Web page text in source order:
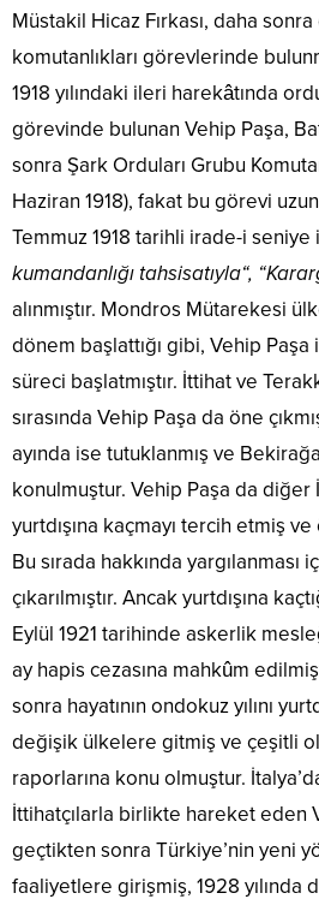
Müstakil Hicaz Fırkası, daha
komutanlıkları görevlerinde
1918 yılındaki ileri harekâtında
görevinde bulunan Vehip Paşa,
sonra Şark Orduları Grubu
Haziran 1918), fakat bu görevi
Temmuz 1918 tarihli irade-i seniye
kumandanlığı tahsisatıyla“,
alınmıştır. Mondros Mütarekesi
dönem başlattığı gibi, Vehip Paşa
süreci başlatmıştır. İttihat ve
sırasında Vehip Paşa da öne
ayında ise tutuklanmış ve
konulmuştur. Vehip Paşa da diğer
yurtdışına kaçmayı tercih etmiş
Bu sırada hakkında yargılanması
çıkarılmıştır. Ancak yurtdışına
Eylül 1921 tarihinde askerlik
ay hapis cezasına mahkûm
sonra hayatının ondokuz yılını
değişik ülkelere gitmiş ve çeşitli
raporlarına konu olmuştur.
İttihatçılarla birlikte hareket eden
geçtikten sonra Türkiye’nin yeni
faaliyetlere girişmiş, 1928 yılında